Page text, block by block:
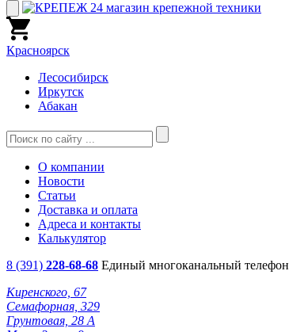
Красноярск
Лесосибирск
Иркутск
Абакан
О компании
Новости
Статьи
Доставка и оплата
Адреса и контакты
Калькулятор
8 (391) 228-68-68 Единый многоканальный телефон
Киренского, 67
Семафорная, 329
Грунтовая, 28 А